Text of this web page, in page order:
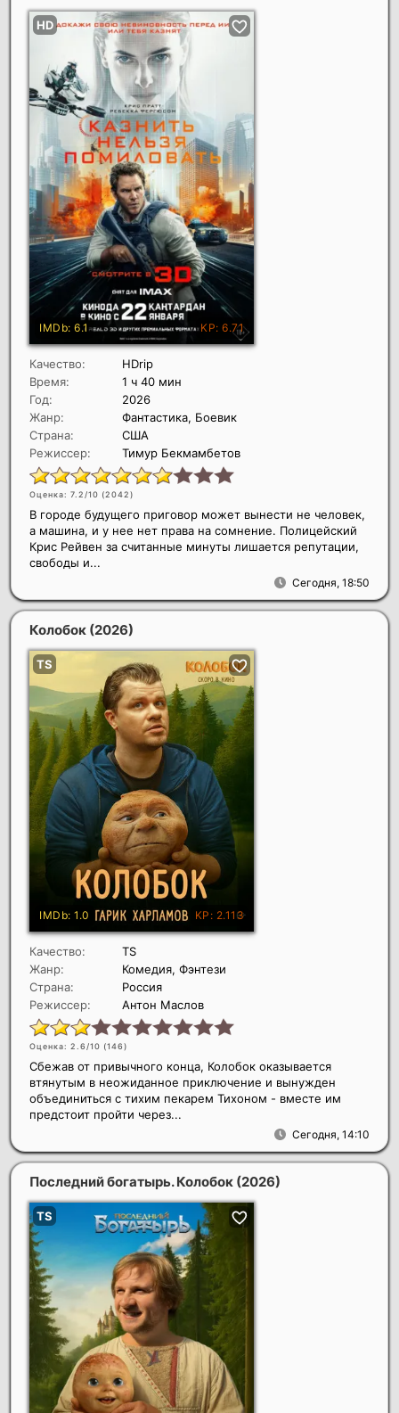
Качество:
HDrip
Время:
1 ч 40 мин
Год:
2026
Жанр:
Фантастика, Боевик
Страна:
США
Режиссер:
Тимур Бекмамбетов
Оценка: 7.2/10 (2042)
Сегодня, 18:50
В городе будущего приговор может вынести не человек,
а машина, и у нее нет права на сомнение. Полицейский
Крис Рейвен за считанные минуты лишается репутации,
свободы и...
Колобок (2026)
Качество:
TS
Жанр:
Комедия, Фэнтези
Страна:
Россия
Режиссер:
Антон Маслов
Оценка: 2.6/10 (146)
Сегодня, 14:10
Сбежав от привычного конца, Колобок оказывается
втянутым в неожиданное приключение и вынужден
объединиться с тихим пекарем Тихоном - вместе им
предстоит пройти через...
Последний богатырь. Колобок (2026)